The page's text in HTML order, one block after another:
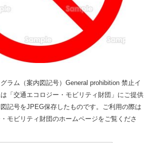
ラム（案内図記号）General prohibition 禁止イ
「交通エコロジー・モビリティ財団」にご提供
記号をJPEG保存したものです。ご利用の際は
モビリティ財団のホームページをご覧くださ